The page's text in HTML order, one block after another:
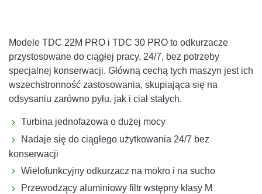
Modele TDC 22M PRO i TDC 30 PRO to odkurzacze
przystosowane do ciągłej pracy, 24/7, bez potrzeby
specjalnej konserwacji. Główną cechą tych maszyn jest ich
wszechstronność zastosowania, skupiająca się na
odsysaniu zarówno pyłu, jak i ciał stałych.
Turbina jednofazowa o dużej mocy
Nadaje się do ciągłego użytkowania 24/7 bez
konserwacji
Wielofunkcyjny odkurzacz na mokro i na sucho
Przewodzący aluminiowy filtr wstępny klasy M